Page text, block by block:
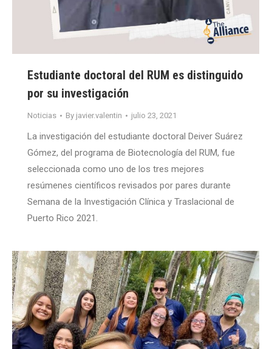
Estudiante doctoral del RUM es distinguido
por su investigación
Noticias By javier.valentin julio 23, 2021
La investigación del estudiante doctoral Deiver Suárez
Gómez, del programa de Biotecnología del RUM, fue
seleccionada como uno de los tres mejores
resúmenes científicos revisados por pares durante
Semana de la Investigación Clínica y Traslacional de
Puerto Rico 2021.